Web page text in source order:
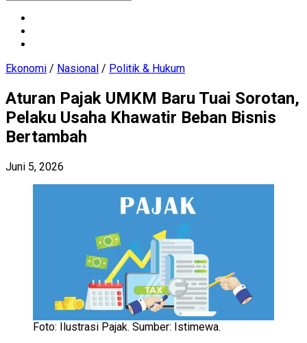
Ekonomi / Nasional / Politik & Hukum
Aturan Pajak UMKM Baru Tuai Sorotan,
Pelaku Usaha Khawatir Beban Bisnis
Bertambah
Juni 5, 2026
Foto: Ilustrasi Pajak. Sumber: Istimewa.